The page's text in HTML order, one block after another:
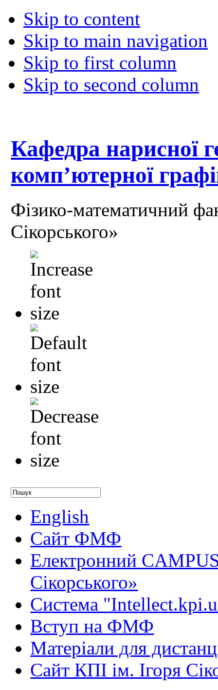
Skip to content
Skip to main navigation
Skip to first column
Skip to second column
Кафедра нарисної
комп’ютерної
Фізико-математичний
Сікорського»
English
Сайт ФМФ
Електронний
Сікорського»
Система
Вступ на ФМФ
Матеріали для
Сайт КПІ ім. Ігоря